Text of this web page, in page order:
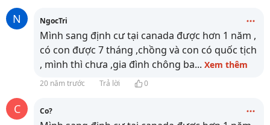
N NgocTri
Mình sang định cư tại canada được hơn 1 năm ,
có con được 7 tháng ,chồng và con có quốc tịch
, mình thì chưa ,gia đình chông ba... Xem thêm
20 năm trước Trả lời 0
C Co?